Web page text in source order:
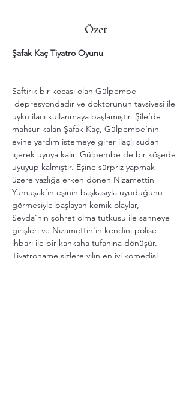
Özet
Şafak Kaç Tiyatro Oyunu
Saftirik bir kocası olan Gülpembe
depresyondadır ve doktorunun tavsiyesi ile
uyku ilacı kullanmaya başlamıştır. Şile’de
mahsur kalan Şafak Kaç, Gülpembe’nin
evine yardım istemeye girer ilaçlı sudan
içerek uyuya kalır. Gülpembe de bir köşede
uyuyup kalmıştır. Eşine sürpriz yapmak
üzere yazlığa erken dönen Nizamettin
Yumuşak’ın eşinin başkasıyla uyuduğunu
görmesiyle başlayan komik olaylar,
Sevda’nın şöhret olma tutkusu ile sahneye
girişleri ve Nizamettin'in kendini polise
ihbarı ile bir kahkaha tufanına dönüşür.
Tiyatroname sizlere yılın en iyi komedisi